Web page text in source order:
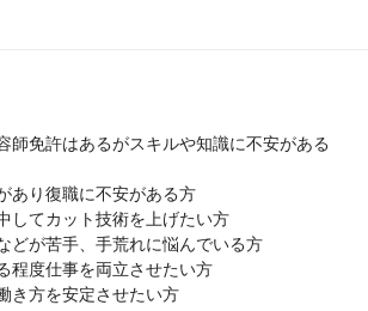
師免許はあるがスキルや知識に不安がある
あり復職に不安がある方
してカット技術を上げたい方
どが苦手、手荒れに悩んでいる方
程度仕事を両立させたい方
き方を安定させたい方